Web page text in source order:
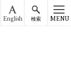
English 検索 MENU